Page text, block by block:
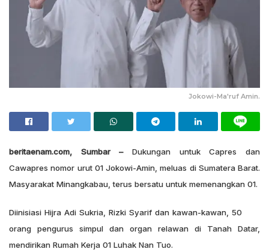
Jokowi-Ma'ruf Amin.
beritaenam.com, Sumbar –Dukungan untuk Capres dan
Cawapres nomor urut 01 Jokowi-Amin, meluas di Sumatera Barat.
Masyarakat Minangkabau, terus bersatu untuk memenangkan 01.
Diinisiasi Hijra Adi Sukria, Rizki Syarif dan kawan-kawan, 50
orang pengurus simpul dan organ relawan di Tanah Datar,
mendirikan Rumah Kerja 01 Luhak Nan Tuo.